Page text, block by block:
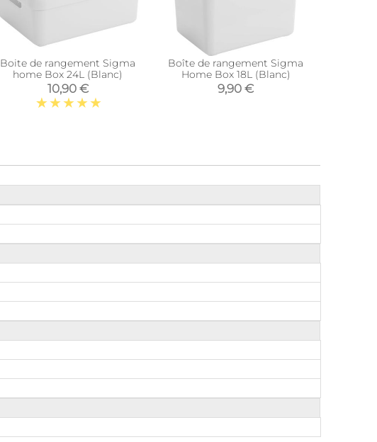
Boite de rangement Sigma
home Box 24L (Blanc)
10,90 €
Boîte de rangement Sigma
Home Box 18L (Blanc)
9,90 €